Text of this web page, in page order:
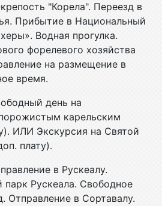
"Корела". Переезд в
Прибытие в Национальный
Водная прогулка.
форелевого хозяйства
на размещение в
время.
день на
карельским
ИЛИ Экскурсия на Святой
плату).
в Рускеалу.
парк Рускеала. Свободное
Отправление в Сортавалу.